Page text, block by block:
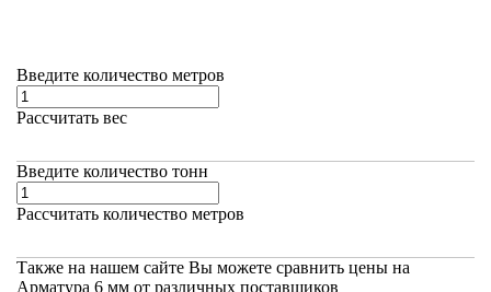
Введите количество метров
Рассчитать вес
Введите количество тонн
Рассчитать количество метров
Также на нашем сайте Вы можете сравнить цены на
Арматура 6 мм от различных поставщиков